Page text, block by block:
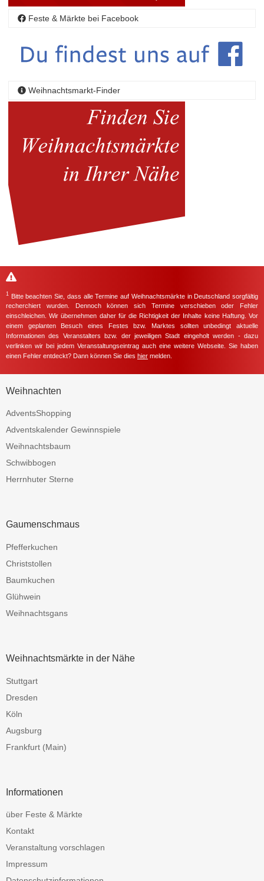
Feste & Märkte bei Facebook
Weihnachtsmarkt-Finder
1
Bitte beachten Sie, dass alle Termine auf Weihnachtsmärkte in Deutschland sorgfältig
recherchiert wurden. Dennoch können sich Termine verschieben oder Fehler
einschleichen. Wir übernehmen daher für die Richtigkeit der Inhalte keine Haftung. Vor
einem geplanten Besuch eines Festes bzw. Marktes sollten unbedingt aktuelle
Informationen des Veranstalters bzw. der jeweiligen Stadt eingeholt werden - dazu
verlinken wir bei jedem Veranstaltungseintrag auch eine weitere Webseite. Sie haben
einen Fehler entdeckt? Dann können Sie dies hier melden.
Weihnachten
AdventsShopping
Adventskalender Gewinnspiele
Weihnachtsbaum
Schwibbogen
Herrnhuter Sterne
Gaumenschmaus
Pfefferkuchen
Christstollen
Baumkuchen
Glühwein
Weihnachtsgans
Weihnachtsmärkte in der Nähe
Stuttgart
Dresden
Köln
Augsburg
Frankfurt (Main)
Informationen
über Feste & Märkte
Kontakt
Veranstaltung vorschlagen
Impressum